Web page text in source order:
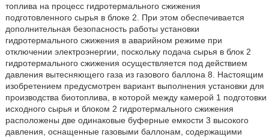
топлива на процесс гидротермального сжижения
подготовленного сырья в блоке 2. При этом обеспечивается
дополнительная безопасность работы установки
гидротермального сжижения в аварийном режиме при
отключении электроэнергии, поскольку подача сырья в блок 2
гидротермального сжижения осуществляется под действием
давления вытесняющего газа из газового баллона 8. Настоящим
изобретением предусмотрен вариант выполнения установки для
производства биотоплива, в которой между камерой 1 подготовки
исходного сырья и блоком 2 гидротермального сжижения
расположены две одинаковые буферные емкости 3 высокого
давления, оснащенные газовыми баллонам, содержащими